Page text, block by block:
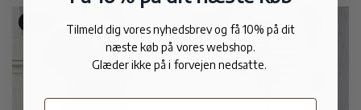
Tilmeld dig vores nyhedsbrev og få 10% på dit
næste køb på vores webshop.
Glæder ikke på i forvejen nedsatte.